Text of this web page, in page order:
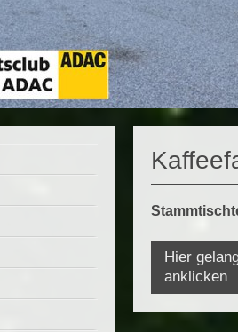
Hier
anklicken